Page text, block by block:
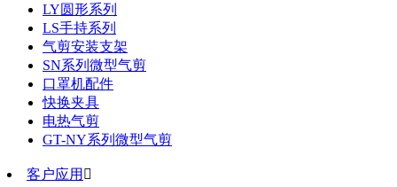
LY圆形系列
LS手持系列
气剪安装支架
SN系列微型气剪
口罩机配件
快换夹具
电热气剪
GT-NY系列微型气剪
客户应用 